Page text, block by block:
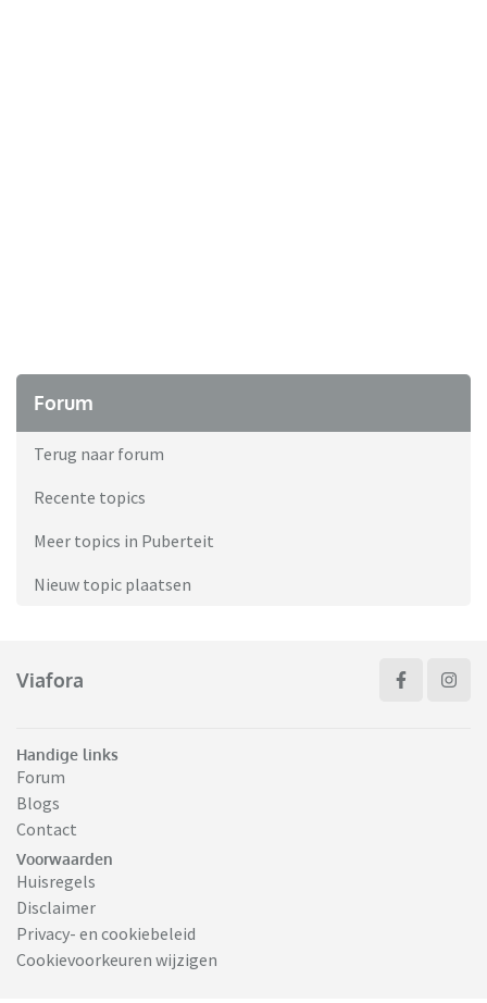
Forum
Terug naar forum
Recente topics
Meer topics in Puberteit
Nieuw topic plaatsen
Viafora
Handige links
Forum
Blogs
Contact
Voorwaarden
Huisregels
Disclaimer
Privacy- en cookiebeleid
Cookievoorkeuren wijzigen